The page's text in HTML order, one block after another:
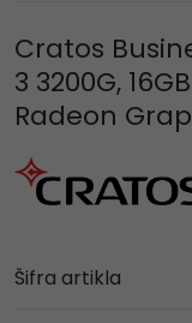
Cratos
3 3200G,
Radeon
Šifra artikla